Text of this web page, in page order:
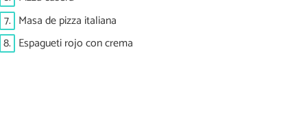
7. Masa de pizza italiana
8. Espagueti rojo con crema